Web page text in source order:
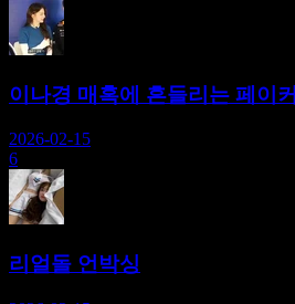
이나경 매혹에 흔들리는 페이커
2026-02-15
6
리얼돌 언박싱